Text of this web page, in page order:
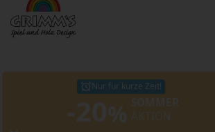
Nur für kurze Zeit!